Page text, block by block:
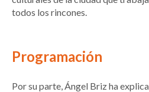
todos los rincones.
Programación
Por su parte, Ángel Briz ha